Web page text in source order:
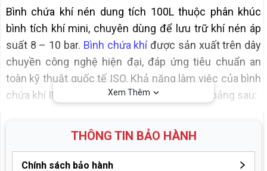
Bình chứa khí nén dung tích 100L thuộc phân khúc
bình tích khí mini, chuyên dùng để lưu trữ khí nén áp
suất 8 – 10 bar. Bình chứa khíđược sản xuất trên dây
chuyền công nghệ hiện đại, đáp ứng tiêu chuẩn an
toàn kỹ thuật quốc tế ISO. Khả năng làm việc của bình
chứa khí INOX 304 100L thể hiện thông qua bảng sau:
Dung tích bình chứa
100 lít
Xem Thêm
THÔNG TIN BẢO HÀNH
Chính sách bảo hành